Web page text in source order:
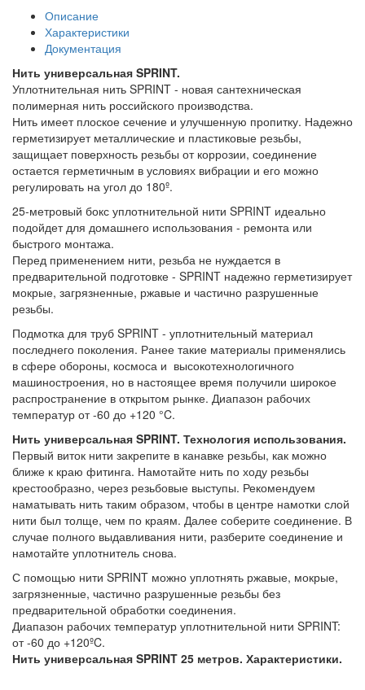
Описание
Характеристики
Документация
Нить универсальная SPRINT.
Уплотнительная нить SPRINT - новая сантехническая
полимерная нить российского производства.
Нить имеет плоское сечение и улучшенную пропитку. Надежно
герметизирует металлические и пластиковые резьбы,
защищает поверхность резьбы от коррозии, соединение
остается герметичным в условиях вибрации и его можно
регулировать на угол до 180º.
25-метровый бокс уплотнительной нити SPRINT идеально
подойдет для домашнего использования - ремонта или
быстрого монтажа.
Перед применением нити, резьба не нуждается в
предварительной подготовке - SPRINT надежно герметизирует
мокрые, загрязненные, ржавые и частично разрушенные
резьбы.
Подмотка для труб SPRINT - уплотнительный материал
последнего поколения. Ранее такие материалы применялись
в сфере обороны, космоса и высокотехнологичного
машиностроения, но в настоящее время получили широкое
распространение в открытом рынке. Диапазон рабочих
температур от -60 до +120 °C.
Нить универсальная SPRINT. Технология использования.
Первый виток нити закрепите в канавке резьбы, как можно
ближе к краю фитинга. Намотайте нить по ходу резьбы
крестообразно, через резьбовые выступы. Рекомендуем
наматывать нить таким образом, чтобы в центре намотки слой
нити был толще, чем по краям. Далее соберите соединение. В
случае полного выдавливания нити, разберите соединение и
намотайте уплотнитель снова.
С помощью нити SPRINT можно уплотнять ржавые, мокрые,
загрязненные, частично разрушенные резьбы без
предварительной обработки соединения.
Диапазон рабочих температур уплотнительной нити SPRINT:
от -60 до +120ºC.
Нить универсальная SPRINT 25 метров. Характеристики.